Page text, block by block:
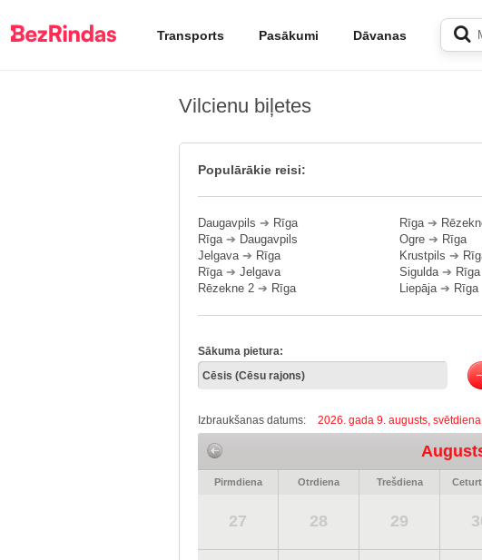
Transports Pasākumi Dāvanas
Vilcienu biļetes
Populārākie reisi:
Daugavpils ➔ Rīga
Rīga➔ Daugavpils
Jelgava➔ Rīga
Rīga➔ Jelgava
Rēzekne 2 ➔ Rīga
Rīga➔
Ogre ➔ Rīga
Krustpils ➔
Sigulda➔ Rīga
Liepāja➔ Rīga
Sākuma pietura:
Izbraukšanas datums: 2026. gada 9. augusts, svētdiena
Pirmdiena Otrdiena Trešdiena
27 28 29